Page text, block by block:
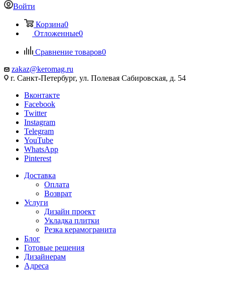
Войти
Корзина0
Отложенные0
Сравнение товаров0
zakaz@keromag.ru
г. Санкт-Петербург, ул. Полевая Сабировская, д. 54
Вконтакте
Facebook
Twitter
Instagram
Telegram
YouTube
WhatsApp
Pinterest
Доставка
Оплата
Возврат
Услуги
Дизайн проект
Укладка плитки
Резка керамогранита
Блог
Готовые решения
Дизайнерам
Адреса